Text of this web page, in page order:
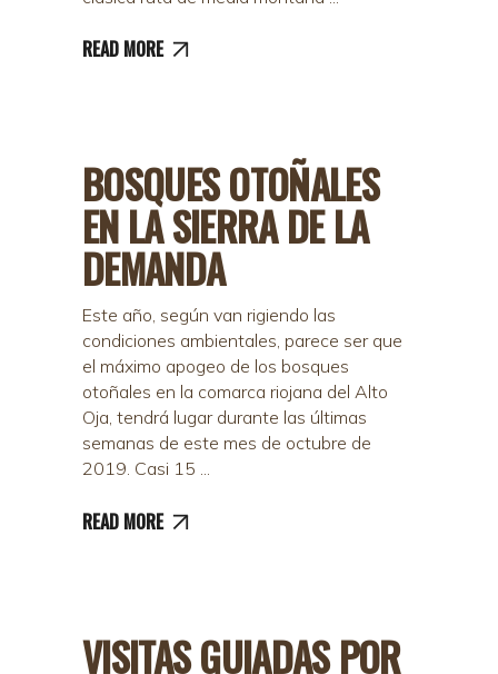
READ MORE
BOSQUES OTOÑALES
EN LA SIERRA DE LA
DEMANDA
Este año, según van rigiendo las
condiciones ambientales, parece ser que
el máximo apogeo de los bosques
otoñales en la comarca riojana del Alto
Oja, tendrá lugar durante las últimas
semanas de este mes de octubre de
2019. Casi 15
READ MORE
VISITAS GUIADAS POR